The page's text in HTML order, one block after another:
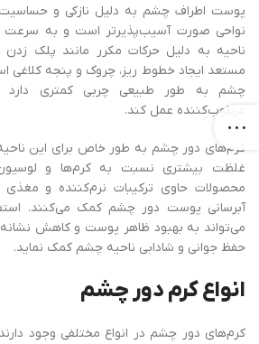
پوست اطراف چشم به دلیل نازکی و
نواحی صورت آسیب‌پذیرتر است و به سرعت
ناحیه به دلیل حرکات مکرر مانند پلک
مستعد ایجاد خطوط ریز، چروک و پنجه
چشم به طور طبیعی چربی کمتری دارد
مرطوب‌کننده عمل کند.
کرم‌های دور چشم به طور خاص برای این
غلظت بیشتری نسبت به کرم‌ها و
محصولات حاوی ترکیبات نرم‌کننده و
آبرسانی پوست دور چشم کمک می‌کنند.
می‌تواند به بهبود ظاهر پوست و کاهش
حفظ جوانی و شادابی ناحیه چشم کمک نماید.
انواع کرم دور چشم
کرم‌های دور چشم در انواع مختلفی وجود